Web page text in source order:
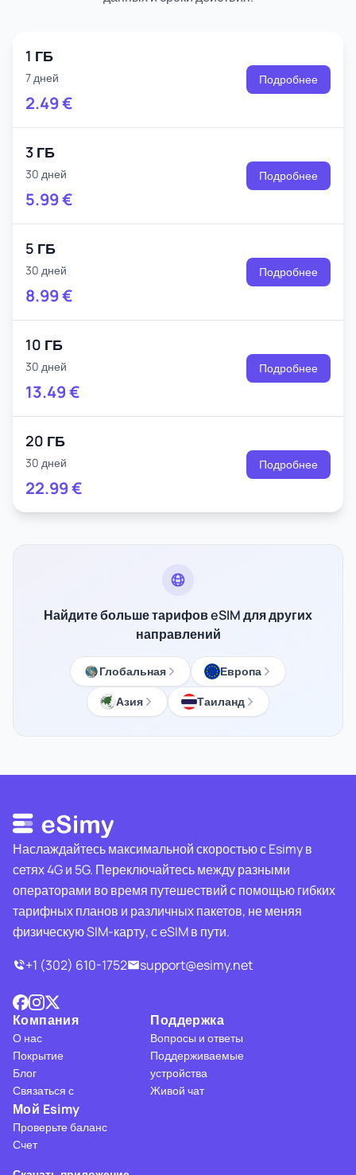
1 ГБ
7 дней
2.49€
Подробнее
3 ГБ
30 дней
5.99€
Подробнее
5 ГБ
30 дней
8.99€
Подробнее
10 ГБ
30 дней
13.49€
Подробнее
20 ГБ
30 дней
22.99€
Подробнее
Найдите больше тарифов eSIM для других
направлений
Глобальная
Европа
Азия
Таиланд
Наслаждайтесь максимальной скоростью с Esimy в
сетях 4G и 5G. Переключайтесь между разными
операторами во время путешествий с помощью гибких
тарифных планов и различных пакетов, не меняя
физическую SIM-карту, с eSIM в пути.
+1 (302) 610-1752
support@esimy.net
Компания
О нас
Покрытие
Блог
Связаться с
Поддержка
Вопросы и ответы
Поддерживаемые
устройства
Живой чат
Мой Esimy
Проверьте баланс
Счет